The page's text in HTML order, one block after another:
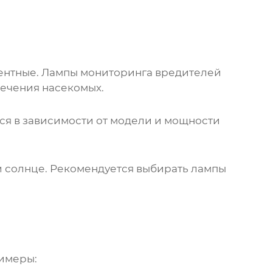
Лампы мониторинга вредителей
насекомых.
в зависимости от модели и мощности
Рекомендуется выбирать лампы